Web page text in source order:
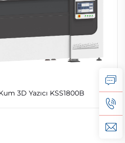
3D Yazıcı KSS1800B